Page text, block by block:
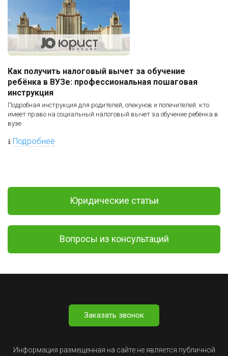
Как получить налоговый вычет за обучение
ребёнка в ВУЗе: профессиональная пошаговая
инструкция
Подробная инструкция для родителей, опекунов и попечителей: кто
имеет право на социальный налоговый вычет за обучение ребёнка в
вузе
Подробнее
Юридические статьи
Вопросы из консультаций
Заказать звонок
Информация размещенная на сайте не является публичной